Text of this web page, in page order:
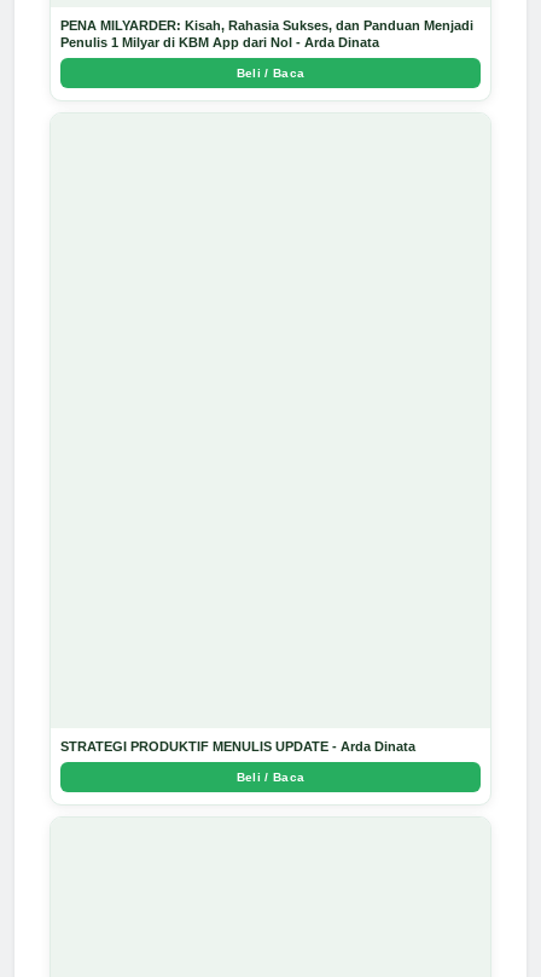
PENA MILYARDER: Kisah, Rahasia Sukses, dan Panduan Menjadi
Penulis 1 Milyar di KBM App dari Nol - Arda Dinata
Beli / Baca
STRATEGI PRODUKTIF MENULIS UPDATE - Arda Dinata
Beli / Baca